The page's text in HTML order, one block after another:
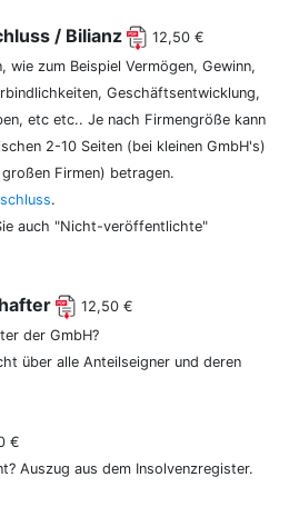
/ Bilianz
12,50 €
wie zum Beispiel Vermögen, Gewinn,
Geschäftsentwicklung,
etc etc.. Je nach Firmengröße kann
2-10 Seiten (bei kleinen GmbH's)
Firmen) betragen.
.
auch "Nicht-veröffentlichte"
12,50 €
der GmbH?
über alle Anteilseigner und deren
€
Auszug aus dem Insolvenzregister.